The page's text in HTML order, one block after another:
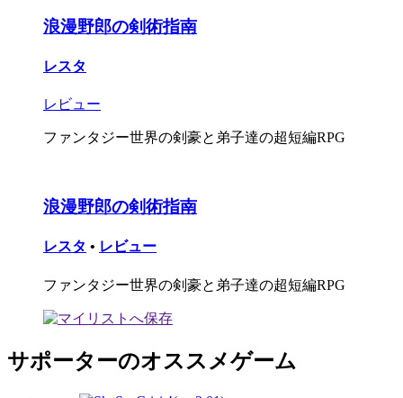
浪漫野郎の剣術指南
レスタ
レビュー
ファンタジー世界の剣豪と弟子達の超短編RPG
浪漫野郎の剣術指南
レスタ • レビュー
ファンタジー世界の剣豪と弟子達の超短編RPG
サポーターのオススメゲーム